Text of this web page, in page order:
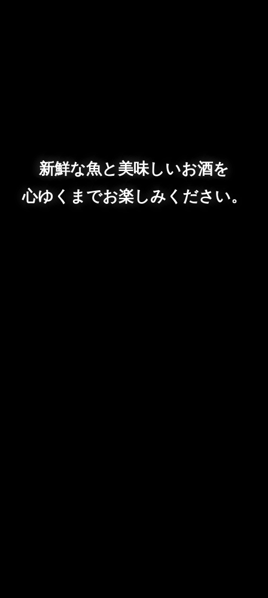
新鮮な魚と美味しいお酒を
心ゆくまでお楽しみください。